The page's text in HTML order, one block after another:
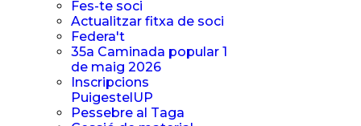
Fes-te soci
Actualitzar fitxa de soci
Federa't
35a Caminada popular 1
de maig 2026
Inscripcions
PuigestelUP
Pessebre al Taga